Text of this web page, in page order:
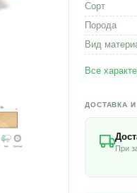
Сорт
Порода
Вид
Все
ДОСТАВКА
При